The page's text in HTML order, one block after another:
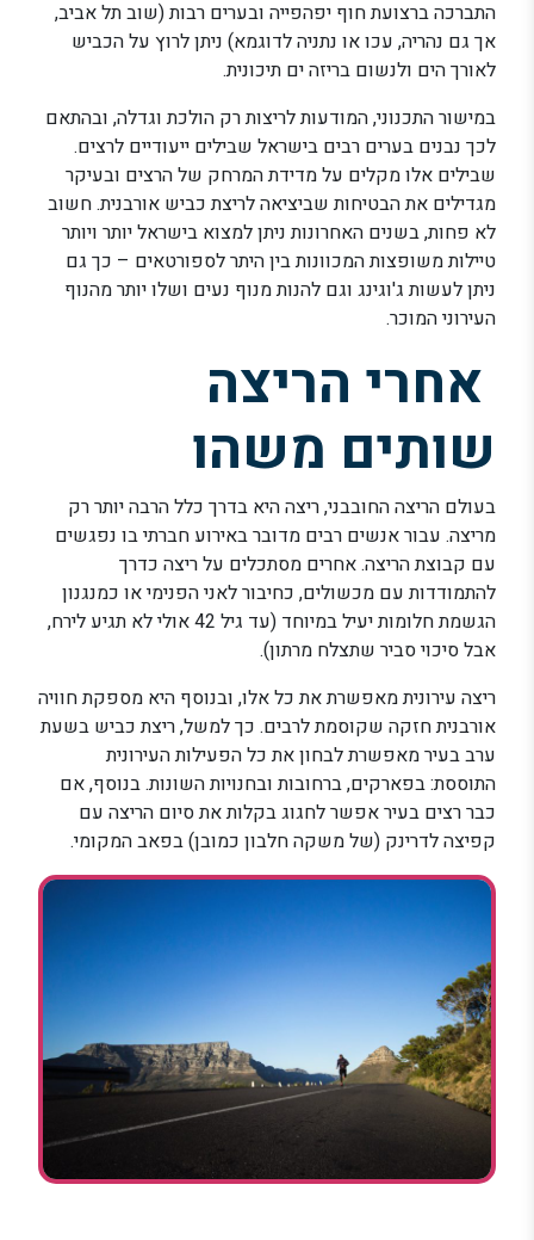
התברכה ברצועת חוף יפהפייה ובערים רבות (שוב תל אביב,
אך גם נהריה, עכו או נתניה לדוגמא) ניתן לרוץ על הכביש
לאורך הים ולנשום בריזה ים תיכונית.
במישור התכנוני, המודעות לריצות רק הולכת וגדלה, ובהתאם
לכך נבנים בערים רבים בישראל שבילים ייעודיים לרצים.
שבילים אלו מקלים על מדידת המרחק של הרצים ובעיקר
מגדילים את הבטיחות שביציאה לריצת כביש אורבנית. חשוב
לא פחות, בשנים האחרונות ניתן למצוא בישראל יותר ויותר
טיילות משופצות המכוונות בין היתר לספורטאים – כך גם
ניתן לעשות ג'וגינג וגם להנות מנוף נעים ושלו יותר מהנוף
העירוני המוכר.
אחרי הריצה
שותים משהו
בעולם הריצה החובבני, ריצה היא בדרך כלל הרבה יותר רק
מריצה. עבור אנשים רבים מדובר באירוע חברתי בו נפגשים
עם קבוצת הריצה. אחרים מסתכלים על ריצה כדרך
להתמודדות עם מכשולים, כחיבור לאני הפנימי או כמנגנון
הגשמת חלומות יעיל במיוחד (עד גיל 42 אולי לא תגיע לירח,
אבל סיכוי סביר שתצלח מרתון).
ריצה עירונית מאפשרת את כל אלו, ובנוסף היא מספקת חוויה
אורבנית חזקה שקוסמת לרבים. כך למשל, ריצת כביש בשעת
ערב בעיר מאפשרת לבחון את כל הפעילות העירונית
התוססת: בפארקים, ברחובות ובחנויות השונות. בנוסף, אם
כבר רצים בעיר אפשר לחגוג בקלות את סיום הריצה עם
קפיצה לדרינק (של משקה חלבון כמובן) בפאב המקומי.